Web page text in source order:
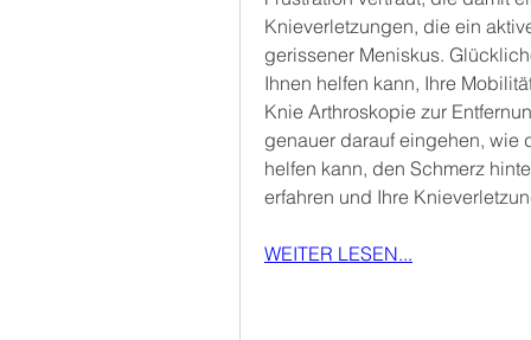
Knieverletzungen, die ein
gerissener Meniskus.
Ihnen helfen kann, Ihre
Knie Arthroskopie zur
genauer darauf eingehen, wie
helfen kann, den Schmerz
erfahren und Ihre
WEITER LESEN...